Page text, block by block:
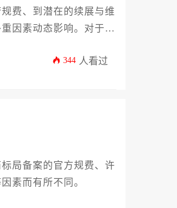
费、到潜在的续展与维
因素动态影响。对于计
344 人看过
局备案的官方规费、许
素而有所不同。